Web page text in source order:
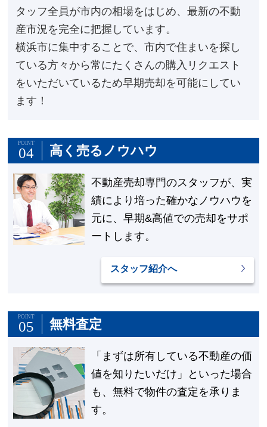
タッフ全員が市内の相場をはじめ、最新の不動
産市況を完全に把握しています。
横浜市に集中することで、市内で住まいを探し
ている方々から常にたくさんの購入リクエスト
をいただいているため早期売却を可能にしてい
ます！
POINT
04 高く売るノウハウ
不動産売却専門のスタッフが、実
績により培った確かなノウハウを
元に、早期&高値での売却をサポ
ートします。
スタッフ紹介へ
POINT
05 無料査定
「まずは所有している不動産の価
値を知りたいだけ」といった場合
も、無料で物件の査定を承りま
す。